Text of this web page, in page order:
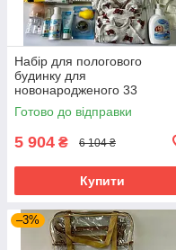
Набір для пологового
будинку для
новонародженого 33
предмети + прозора сумка в
подарунок від ЕкоМама
нейтральні кольори
Готово до відправки
5 904 ₴ 6 104 ₴
Купити
–3%